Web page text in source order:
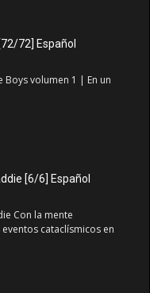
72] Español
Boys volumen 1 | En un
[6/6] Español
Con la mente
cataclísmicos en